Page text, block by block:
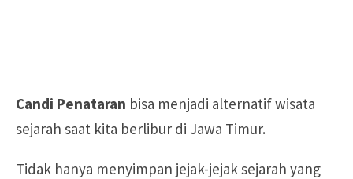
Candi Penataran bisa menjadi alternatif wisata
sejarah saat kita berlibur di Jawa Timur.
Tidak hanya menyimpan jejak-jejak sejarah yang